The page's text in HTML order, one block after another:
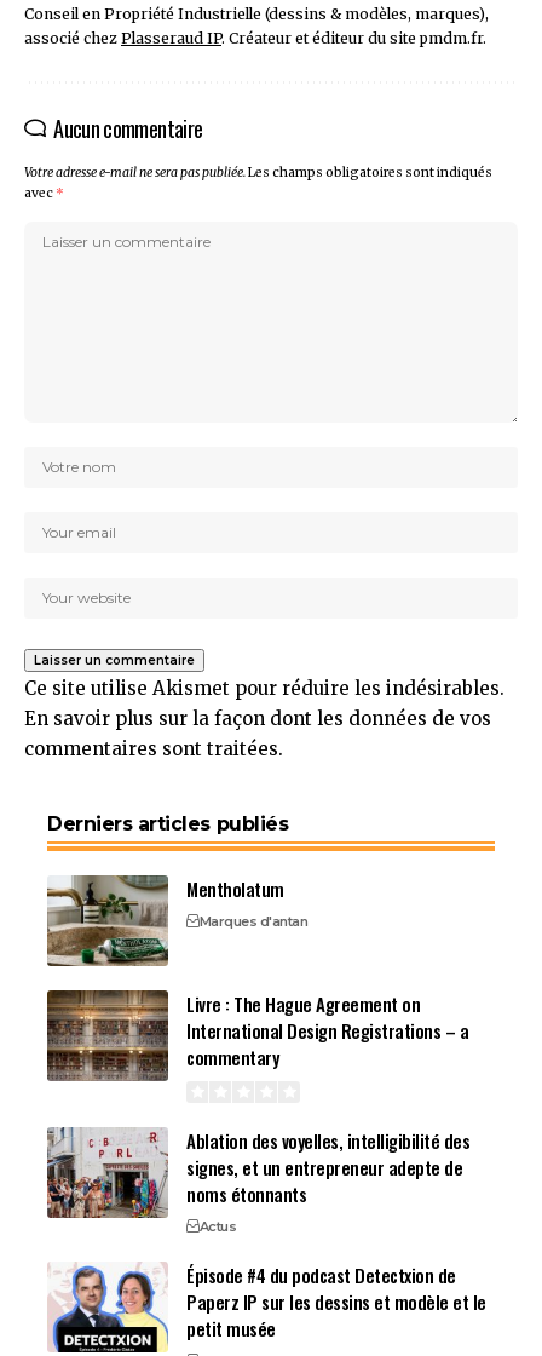
Conseil en Propriété Industrielle (dessins & modèles, marques),
associé chez Plasseraud IP. Créateur et éditeur du site pmdm.fr.
Aucun commentaire
Votre adresse e-mail ne sera pas publiée.Les champs obligatoires sont indiqués
avec *
Ce site utilise Akismet pour réduire les indésirables.
En savoir plus sur la façon dont les données de vos
commentaires sont traitées.
Derniers articles publiés
Mentholatum
Marques d'antan
Livre : The Hague Agreement on
International Design Registrations – a
commentary
Ablation des voyelles, intelligibilité des
signes, et un entrepreneur adepte de
noms étonnants
Actus
Épisode #4 du podcast Detectxion de
Paperz IP sur les dessins et modèle et le
petit musée